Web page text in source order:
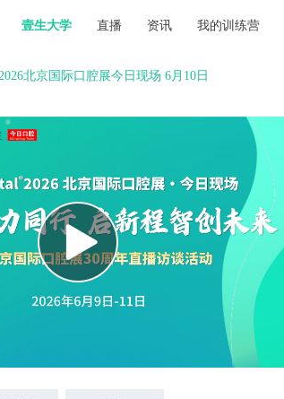
壹生大学 直播 资讯 我的训练营
北京国际口腔展今日现场 6月10日